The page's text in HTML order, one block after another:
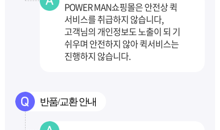
POWER MAN쇼핑몰은 안전상 퀵
서비스를 취급하지 않습니다,
고객님의 개인정보도 노출이 되 기
쉬우며 안전하지 않아 퀵서비스는
진행하지 않습니다.
반품/교환 안내